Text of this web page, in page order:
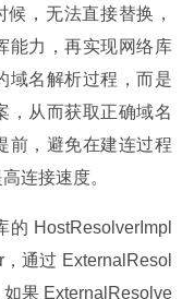
，无法直接替换，
能力，再实现网络库
域名解析过程，而是
，从而获取正确域名
前，避免在建连过程
连接速度。
HostResolverImpl
通过 ExternalResol
果 ExternalResolve